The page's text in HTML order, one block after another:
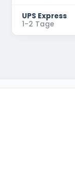
UPS Express
1-2 Tage